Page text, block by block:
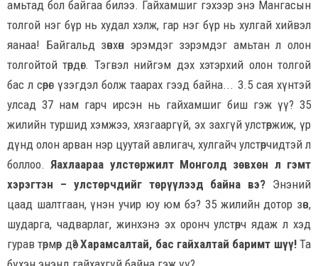
амьтад бол байгаа билээ. Гайхамшиг гэхээр энэ Мангасын
толгой нэг бүр нь худал хэлж, гар нэг бүр нь хулгай хийвэл
яанаа! Байгальд зөвхөн эрэмдэг зэрэмдэг амьтан л олон
толгойтой төрдөг. Тэгвэл нийгэм дэх хэтэрхий олон толгой
бас л сөрөг үзэгдэл болж таарах гээд байна... 3.5 сая хүнтэй
улсад 37 нам гарч ирсэн нь гайхамшиг биш гэж үү? 35
жилийн туршид хэмжээ, хязгааргүй, эх захгүй улстөржиж, үр
дүнд олон арван нэр цуутай авлигач, хулгайч улстөрчидтэй л
боллоо.Яахлаараа улстөржилт Монголд зөвхөн л гэмт
хэрэгтэн – улстөрчдийг төрүүлээд байна вэ? Энэний
цаад шалтгаан, үнэн учир юу юм бэ? 35 жилийн дотор зөв,
шударга, чадварлаг, жинхэнэ эх оронч улстөрч ядаж л хэд
гурав төрмөөр дөө?Харамсалтай, бас гайхалтай баримт шүү! Та